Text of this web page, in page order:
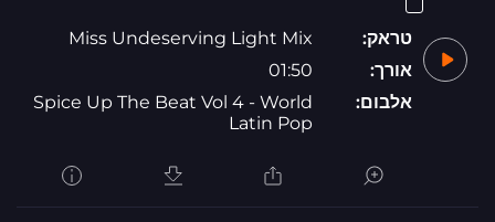
טראק:
Miss Undeserving Light Mix
אורך:
01:50
אלבום:
Spice Up The Beat Vol 4 - World
Latin Pop